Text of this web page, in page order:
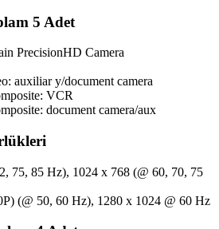
5 Adet
PrecisionHD Camera
auxiliar y/document camera
VCR
document camera/aux
75, 85 Hz), 1024 x 768 (@ 60, 70, 75
(@ 50, 60 Hz), 1280 x 1024 @ 60 Hz